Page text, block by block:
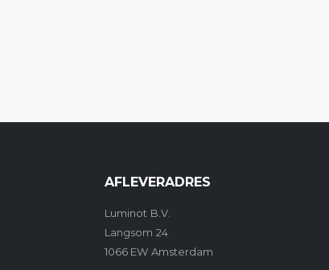
AFLEVERADRES
Luminot B.V.
Langsom 24
1066 EW Amsterdam